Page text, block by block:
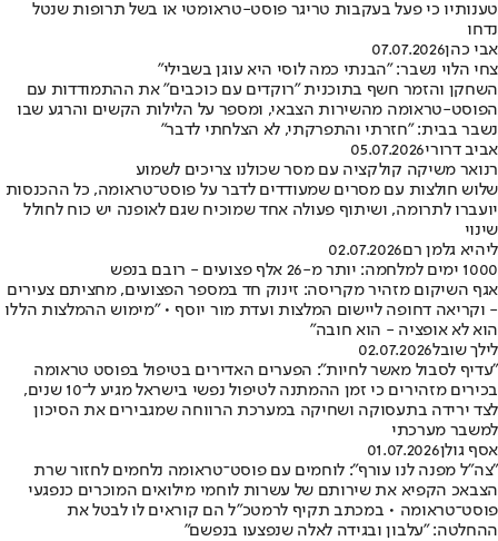
טענותיו כי פעל בעקבות טריגר פוסט-טראומטי או בשל תרופות שנטל
נדחו
אבי כהן07.07.2026
צחי הלוי נשבר: "הבנתי כמה לוסי היא עוגן בשבילי"
השחקן והזמר חשף בתוכנית "רוקדים עם כוכבים" את ההתמודדות עם
הפוסט-טראומה מהשירות הצבאי, ומספר על הלילות הקשים והרגע שבו
נשבר בבית: "חזרתי והתפרקתי, לא הצלחתי לדבר"
אביב דרורי05.07.2026
רנואר משיקה קולקציה עם מסר שכולנו צריכים לשמוע
שלוש חולצות עם מסרים שמעודדים לדבר על פוסט־טראומה, כל ההכנסות
יועברו לתרומה, ושיתוף פעולה אחד שמוכיח שגם לאופנה יש כוח לחולל
שינוי
ליהיא גלמן רם02.07.2026
1000 ימים למלחמה: יותר מ-26 אלף פצועים - רובם בנפש
אגף השיקום מזהיר מקריסה: זינוק חד במספר הפצועים, מחציתם צעירים
- וקריאה דחופה ליישום המלצות ועדת מור יוסף • "מימוש ההמלצות הללו
הוא לא אופציה - הוא חובה"
לילך שובל02.07.2026
"עדיף לסבול מאשר לחיות": הפערים האדירים בטיפול בפוסט טראומה
בכירים מזהירים כי זמן ההמתנה לטיפול נפשי בישראל מגיע ל־10 שנים,
לצד ירידה בתעסוקה ושחיקה במערכת הרווחה שמגבירים את הסיכון
למשבר מערכתי
אסף גולן01.07.2026
"צה"ל מפנה לנו עורף": לוחמים עם פוסט־טראומה נלחמים לחזור שרת
הצבאכ הקפיא את שירותם של עשרות לוחמי מילואים המוכרים כנפגעי
פוסט־טראומה • במכתב תקיף לרמטכ"ל הם קוראים לו לבטל את
ההחלטה: "עלבון ובגידה לאלה שנפצעו בנפשם"